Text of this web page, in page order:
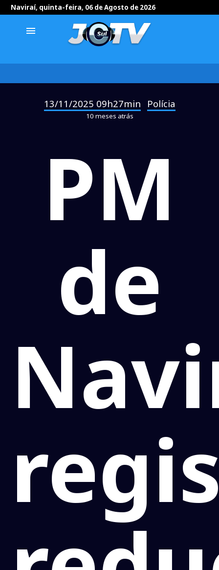
Naviraí, quinta-feira, 06 de Agosto de 2026
menu
13/11/2025 09h27min Polícia
10 meses atrás
PM
de